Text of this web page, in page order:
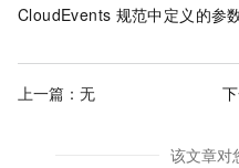
CloudEvents 规范中定义的参
上一篇：无
该文章对